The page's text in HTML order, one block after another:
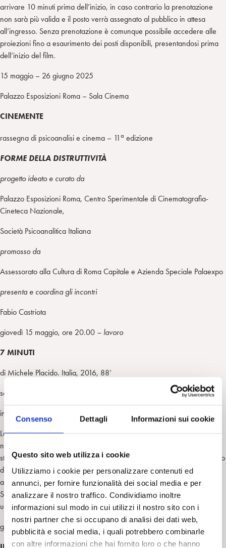
Consenso Dettagli Informazioni sui cookie
Questo sito web utilizza i cookie
Utilizziamo i cookie per personalizzare contenuti ed
annunci, per fornire funzionalità dei social media e per
analizzare il nostro traffico. Condividiamo inoltre
informazioni sul modo in cui utilizzi il nostro sito con i
nostri partner che si occupano di analisi dei dati web,
pubblicità e social media, i quali potrebbero combinarle
con altre informazioni che hai fornito loro o che hanno
arrivare 10 minuti prima dell’inizio, in caso contrario la prenotazione
non sarà più valida e il posto verrà assegnato al pubblico in attesa
all’ingresso. Senza prenotazione è comunque possibile accedere alle
proiezioni fino a esaurimento dei posti disponibili, presentandosi prima
dell’inizio del film.
15 maggio – 26 giugno 2025
Palazzo Esposizioni Roma – Sala Cinema
CINEMENTE
rassegna di psicoanalisi e cinema – 11 a edizione
FORME DELLA DISTRUTTIVITÀ
progetto ideato e curato da
Palazzo Esposizioni Roma, Centro Sperimentale di Cinematografia-
Cineteca Nazionale,
Società Psicoanalitica Italiana
promosso da
Assessorato alla Cultura di Roma Capitale e Azienda Speciale Palaexpo
presenta e coordina gli incontri
Fabio Castriota
giovedì 15 maggio, ore 20.00 – lavoro
7 MINUTI
di Michele Placido. Italia, 2016, 88’
segue incontro con il regista
interviene
La proprietà di un’azienda tessile italiana passa a una multinazionale,
non sono previsti licenziamenti ad una condizione… Chiuse in una
stanza come neLa parola ai giuratidi Sidney Lumet, 11 donne dovranno
decidere il destino di tutta la fabbrica e si troveranno a confrontare
animatamente speranze, riflessioni e ricordi di vite diversissime.
Sostenuto da un cast strepitoso tutto al femminile, Placido porta in scena
una potente riflessione sui diritti dei lavoratori.
giovedì 22 maggio, ore 20.00 –bullismo